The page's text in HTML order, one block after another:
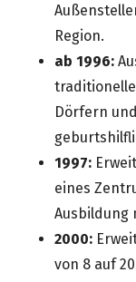
Region.
ab 1996:
Dörfern
1997:
eines
Ausbildung
2000:
von 8 auf